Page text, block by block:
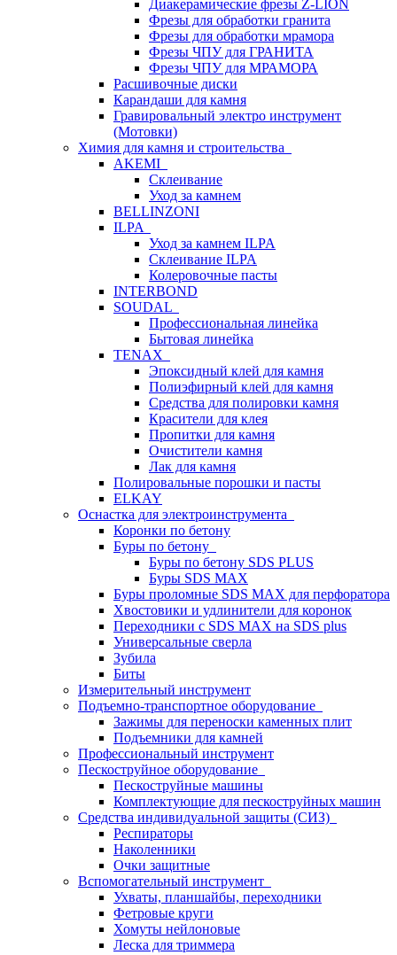
Диакерамические фрезы Z-LION
Фрезы для обработки гранита
Фрезы для обработки мрамора
Фрезы ЧПУ для ГРАНИТА
Фрезы ЧПУ для МРАМОРА
Расшивочные диски
Карандаши для камня
Гравировальный электро инструмент
(Мотовки)
Химия для камня и строительства
AKEMI
Склеивание
Уход за камнем
BELLINZONI
ILPA
Уход за камнем ILPA
Склеивание ILPA
Колеровочные пасты
INTERBOND
SOUDAL
Профессиональная линейка
Бытовая линейка
TENAX
Эпоксидный клей для камня
Полиэфирный клей для камня
Средства для полировки камня
Красители для клея
Пропитки для камня
Очистители камня
Лак для камня
Полировальные порошки и пасты
ELKAY
Оснастка для электроинструмента
Коронки по бетону
Буры по бетону
Буры по бетону SDS PLUS
Буры SDS MAX
Буры проломные SDS MAX для перфоратора
Хвостовики и удлинители для коронок
Переходники с SDS MAX на SDS plus
Универсальные сверла
Зубила
Биты
Измерительный инструмент
Подъемно-транспортное оборудование
Зажимы для переноски каменных плит
Подъемники для камней
Профессиональный инструмент
Пескоструйное оборудование
Пескоструйные машины
Комплектующие для пескоструйных машин
Средства индивидуальной защиты (СИЗ)
Респираторы
Наколенники
Очки защитные
Вспомогательный инструмент
Ухваты, планшайбы, переходники
Фетровые круги
Хомуты нейлоновые
Леска для триммера